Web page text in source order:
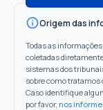
Origem das
Todas as
coletadas
sistemas dos
sobre como tratamos
Caso identifique
por favor, nos informe